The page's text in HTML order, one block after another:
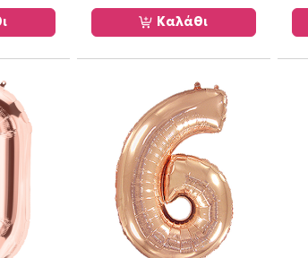
η
τ
Καλάθι